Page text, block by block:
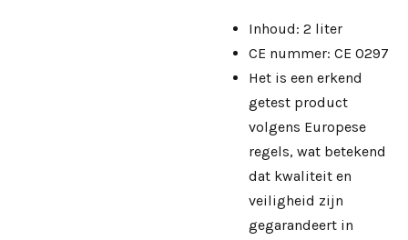
Inhoud: 2 liter
CE nummer: CE 0297
Het is een erkend
getest product
volgens Europese
regels, wat betekend
dat kwaliteit en
veiligheid zijn
gegarandeert in